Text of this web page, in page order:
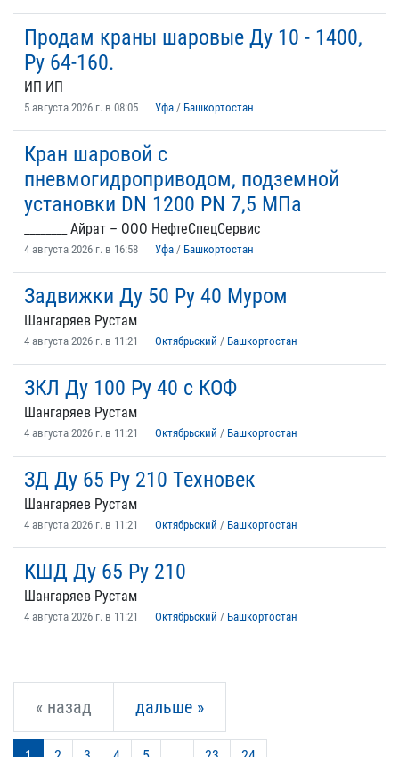
Продам краны шаровые Ду 10 - 1400,
Ру 64-160.
ИП ИП
5 августа 2026 г. в 08:05 Уфа / Башкортостан
Кран шаровой с
пневмогидроприводом, подземной
установки DN 1200 РN 7,5 МПа
________ Айрат – ООО НефтеСпецСервис
4 августа 2026 г. в 16:58 Уфа / Башкортостан
Задвижки Ду 50 Ру 40 Муром
Шангаряев Рустам
4 августа 2026 г. в 11:21 Октябрьский / Башкортостан
ЗКЛ Ду 100 Ру 40 с КОФ
Шангаряев Рустам
4 августа 2026 г. в 11:21 Октябрьский / Башкортостан
ЗД Ду 65 Ру 210 Техновек
Шангаряев Рустам
4 августа 2026 г. в 11:21 Октябрьский / Башкортостан
КШД Ду 65 Ру 210
Шангаряев Рустам
4 августа 2026 г. в 11:21 Октябрьский / Башкортостан
« назад дальше »